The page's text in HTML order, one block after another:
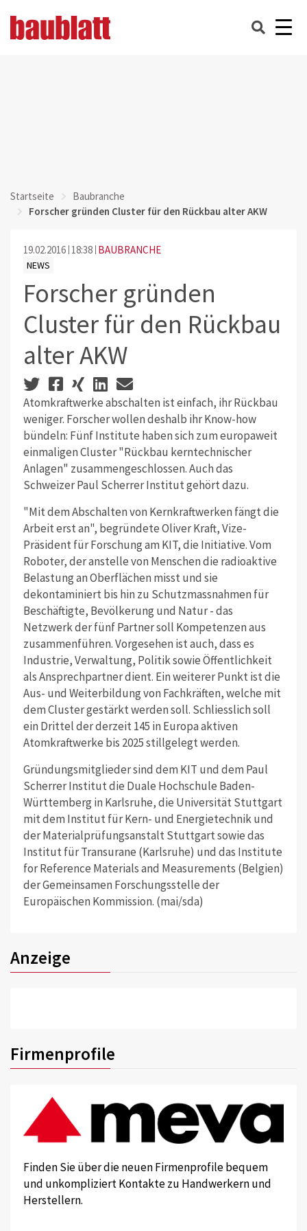
Startseite
Baubranche
Forscher gründen Cluster für den Rückbau alter AKW
19.02.2016 18:38 BAUBRANCHE
NEWS
Forscher gründen
Cluster für den Rückbau
alter AKW
Atomkraftwerke abschalten ist einfach, ihr Rückbau
weniger. Forscher wollen deshalb ihr Know-how
bündeln: Fünf Institute haben sich zum europaweit
einmaligen Cluster "Rückbau kerntechnischer
Anlagen" zusammengeschlossen. Auch das
Schweizer Paul Scherrer Institut gehört dazu.
"Mit dem Abschalten von Kernkraftwerken fängt die
Arbeit erst an", begründete Oliver Kraft, Vize-
Präsident für Forschung am KIT, die Initiative. Vom
Roboter, der anstelle von Menschen die radioaktive
Belastung an Oberflächen misst und sie
dekontaminiert bis hin zu Schutzmassnahmen für
Beschäftigte, Bevölkerung und Natur - das
Netzwerk der fünf Partner soll Kompetenzen aus
zusammenführen. Vorgesehen ist auch, dass es
Industrie, Verwaltung, Politik sowie Öffentlichkeit
als Ansprechpartner dient. Ein weiterer Punkt ist die
Aus- und Weiterbildung von Fachkräften, welche mit
dem Cluster gestärkt werden soll. Schliesslich soll
ein Drittel der derzeit 145 in Europa aktiven
Atomkraftwerke bis 2025 stillgelegt werden.
Gründungsmitglieder sind dem KIT und dem Paul
Scherrer Institut die Duale Hochschule Baden-
Württemberg in Karlsruhe, die Universität Stuttgart
mit dem Institut für Kern- und Energietechnik und
der Materialprüfungsanstalt Stuttgart sowie das
Institut für Transurane (Karlsruhe) und das Institute
for Reference Materials and Measurements (Belgien)
der Gemeinsamen Forschungsstelle der
Europäischen Kommission. (mai/sda)
Anzeige
Firmenprofile
Finden Sie über die neuen Firmenprofile bequem
und unkompliziert Kontakte zu Handwerkern und
Herstellern.